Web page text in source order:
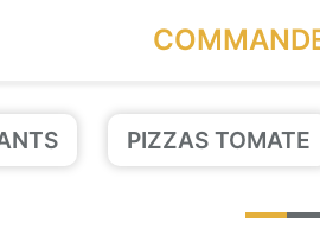
PIZZAS TOMATE